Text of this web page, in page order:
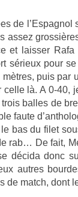
de
assez
et laiss­er Rafa
sérieux pour
puis par
celle là. A 0-40,
bal­les de
faute
bas du filet
rab… De fait,
décida donc
aut­res
de match, dont